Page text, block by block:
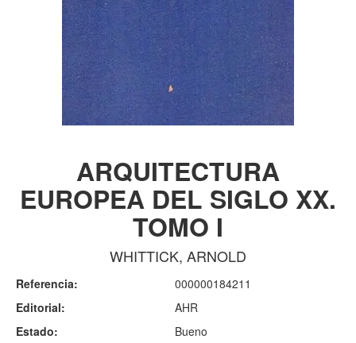
ARQUITECTURA
EUROPEA DEL SIGLO XX.
TOMO I
WHITTICK, ARNOLD
Referencia:
000000184211
Editorial:
AHR
Estado:
Bueno